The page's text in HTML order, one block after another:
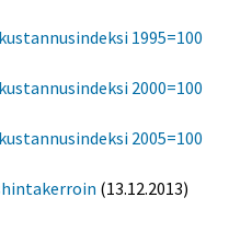
1995=100
2000=100
2005=100
(13.12.2013)